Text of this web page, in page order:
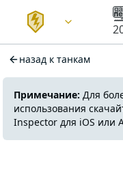
назад к танкам
Примечание: Для
использования
Inspector для iOS или